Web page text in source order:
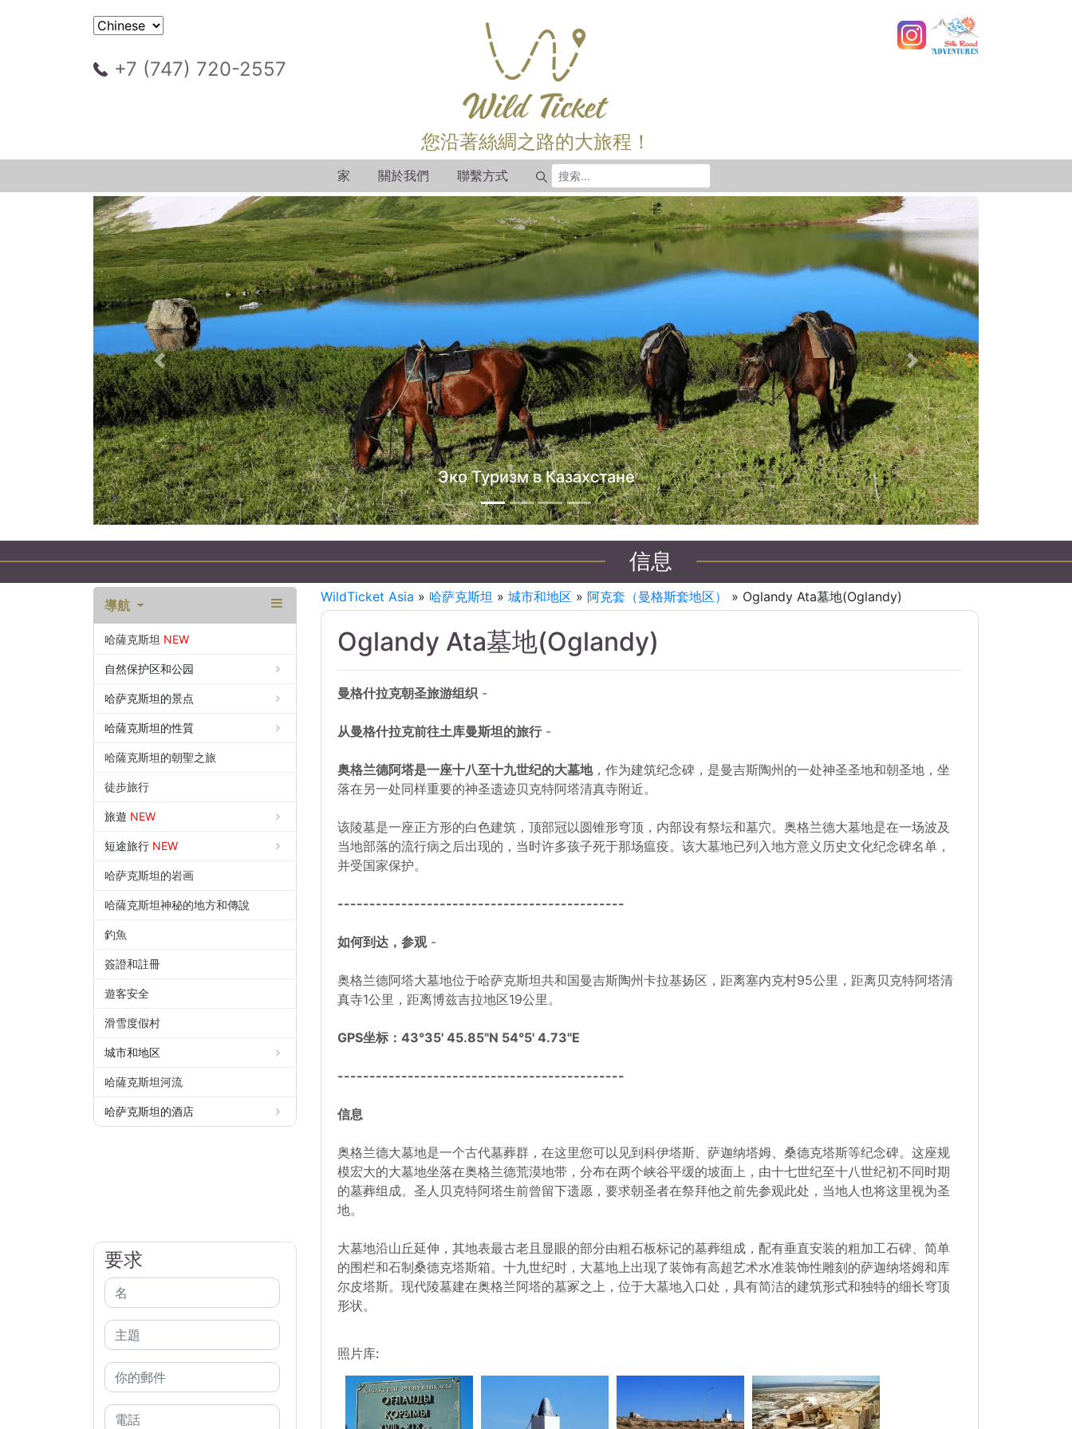
+7 (747) 720-2557
您沿著絲綢之路的大旅程！
家 關於我們 聯繫方式
哈萨克斯坦吉普车之旅
以前的 下一個
信息
導航
哈薩克斯坦 NEW
自然保护区和公园
哈萨克斯坦的景点
哈薩克斯坦的性質
哈薩克斯坦的朝聖之旅
徒步旅行
旅遊 NEW
短途旅行 NEW
哈萨克斯坦的岩画
哈薩克斯坦神秘的地方和傳說
釣魚
簽證和註冊
遊客安全
滑雪度假村
城市和地区
哈薩克斯坦河流
哈萨克斯坦的酒店
要求
WildTicket Asia » 哈萨克斯坦 » 城市和地区 » 阿克套（曼格斯套地区） » Oglandy Ata墓地(Oglandy)
Oglandy Ata墓地(Oglandy)
曼格什拉克朝圣旅游组织 -
从曼格什拉克前往土库曼斯坦的旅行-
奥格兰德阿塔是一座十八至十九世纪的大墓地，作为建筑纪念碑，是曼吉斯陶州的一处神圣圣地和朝圣地，坐
落在另一处同样重要的神圣遗迹贝克特阿塔清真寺附近。
该陵墓是一座正方形的白色建筑，顶部冠以圆锥形穹顶，内部设有祭坛和墓穴。奥格兰德大墓地是在一场波及
当地部落的流行病之后出现的，当时许多孩子死于那场瘟疫。该大墓地已列入地方意义历史文化纪念碑名单，
并受国家保护。
---------------------------------------------
如何到达，参观-
奥格兰德阿塔大墓地位于哈萨克斯坦共和国曼吉斯陶州卡拉基扬区，距离塞内克村95公里，距离贝克特阿塔清
真寺1公里，距离博兹吉拉地区19公里。
GPS坐标：43°35' 45.85"N 54°5' 4.73"E
---------------------------------------------
信息
奥格兰德大墓地是一个古代墓葬群，在这里您可以见到科伊塔斯、萨迦纳塔姆、桑德克塔斯等纪念碑。这座规
模宏大的大墓地坐落在奥格兰德荒漠地带，分布在两个峡谷平缓的坡面上，由十七世纪至十八世纪初不同时期
的墓葬组成。圣人贝克特阿塔生前曾留下遗愿，要求朝圣者在祭拜他之前先参观此处，当地人也将这里视为圣
地。
大墓地沿山丘延伸，其地表最古老且显眼的部分由粗石板标记的墓葬组成，配有垂直安装的粗加工石碑、简单
的围栏和石制桑德克塔斯箱。十九世纪时，大墓地上出现了装饰有高超艺术水准装饰性雕刻的萨迦纳塔姆和库
尔皮塔斯。现代陵墓建在奥格兰阿塔的墓冢之上，位于大墓地入口处，具有简洁的建筑形式和独特的细长穹顶
形状。
照片库: